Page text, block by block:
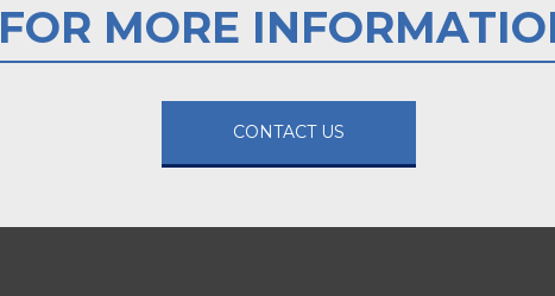
FOR MORE
CONTACT US